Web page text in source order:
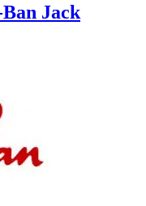
Jack